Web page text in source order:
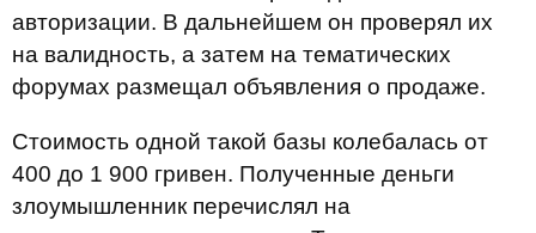
авторизации. В дальнейшем он проверял их
на валидность, а затем на тематических
форумах размещал объявления о продаже.
Стоимость одной такой базы колебалась от
400 до 1 900 гривен. Полученные деньги
злоумышленник перечислял на